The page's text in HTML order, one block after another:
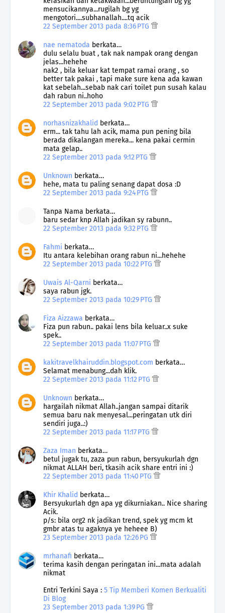
mensucikannya...rugilah bg yg
mengotori....subhanallah....tq acik
22 September 2013 pada 8:36 PTG
nae nematoda berkata…
dulu selalu buat , tak nak nampak orang dengan
jelas...hehehe
nak2 , bila keluar kat tempat ramai orang , so
better tak pakai , tapi make sure kena ada kawan
kat sebelah...sebab nak cari toilet pun susah kalau
dah rabun ni..hoho
22 September 2013 pada 9:02 PTG
norhasnizakhalid berkata…
erm... tak tahu lah acik, mama pun pening bila
berada dikalangan mereka... kena pakai cermin
mata gelap..
22 September 2013 pada 9:12 PTG
Unknown berkata…
hehe, mata tu paling senang dapat dosa :D
22 September 2013 pada 9:24 PTG
Tanpa Nama berkata…
baru sedar knp Allah jadikan sy rabunn..
22 September 2013 pada 9:32 PTG
Fahmi berkata…
Itu antara kelebihan orang rabun ni...hehehe
22 September 2013 pada 10:22 PTG
Uwais Al-Qarni berkata…
saya rabun jgk.
22 September 2013 pada 10:29 PTG
Fiza Aizzawa berkata…
Fiza pun rabun.. pakai lens bila keluar..x suke
spek..
22 September 2013 pada 11:07 PTG
kakitravelkhairuddin.blogspot.com berkata…
Selamat menabung...dah klik.
22 September 2013 pada 11:12 PTG
Unknown berkata…
hargailah nikmat Allah..jangan sampai ditarik
semua baru nak menyesal...peringatan utk diri
sendiri juga..:)
22 September 2013 pada 11:17 PTG
Zaza Iman berkata…
betul jugak tu, zaza pun rabun, bersyukurlah dgn
nikmat ALLAH beri, tkasih acik share entri ini :)
22 September 2013 pada 11:40 PTG
Khir Khalid berkata…
Bersyukurlah dgn apa yg dikurniakan.. Nice sharing
Acik.
p/s: bila org2 nk jadikan trend, spek yg mcm kt
gmbr atas tu agaknya ye heheee B)
23 September 2013 pada 12:26 PG
mrhanafi berkata…
terima kasih dengan peringatan ini...mata adalah
nikmat
Entri Terkini Saya : 5 Tip Memberi Komen Berkualiti
Di Blog
23 September 2013 pada 1:39 PG